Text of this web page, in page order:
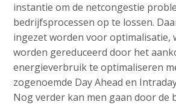
instantie om de netcongestie
bedrijfsprocessen op te lossen.
ingezet worden voor optimalisatie,
worden gereduceerd door het
energieverbruik te optimaliseren
zogenoemde Day Ahead en
Nog verder kan men gaan door de